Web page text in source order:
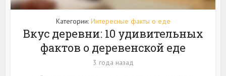
Категории: Интересные факты о еде
Вкус деревни: 10 удивительных
фактов о деревенской еде
3 года назад